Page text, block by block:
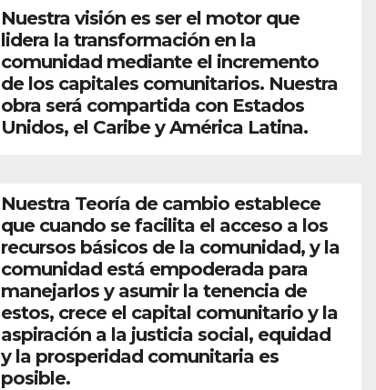
Nuestra visión es ser el motor que
lidera la transformación en la
comunidad mediante el incremento
de los capitales comunitarios. Nuestra
obra será compartida con Estados
Unidos, el Caribe y América Latina.
Nuestra Teoría de cambio establece
que cuando se facilita el acceso a los
recursos básicos de la comunidad, y la
comunidad está empoderada para
manejarlos y asumir la tenencia de
estos, crece el capital comunitario y la
aspiración a la justicia social, equidad
y la prosperidad comunitaria es
posible.